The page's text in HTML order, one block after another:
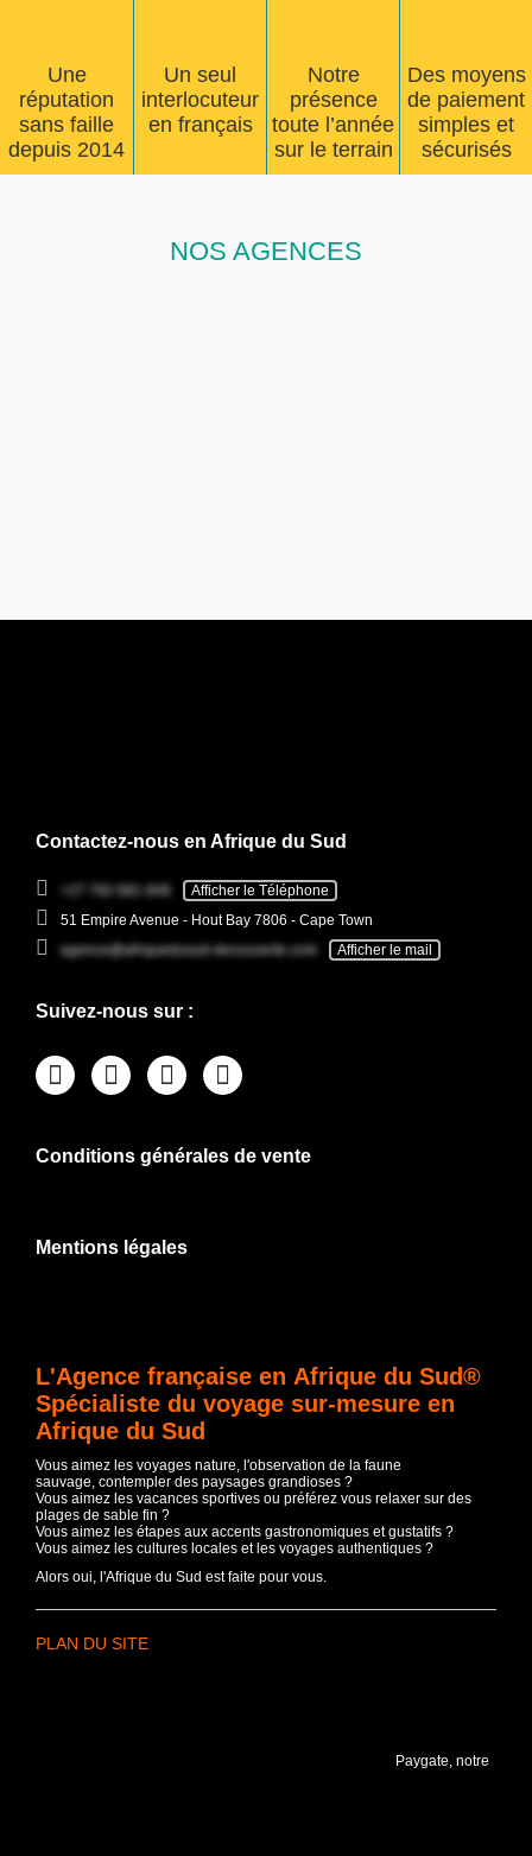
Une
réputation
sans faille
depuis 2014
Un seul
interlocuteur
en français
Notre
présence
toute l’année
sur le terrain
Des moyens
de paiement
simples et
sécurisés
NOS AGENCES
Contactez-nous en Afrique du Sud
+27 782 681 846
Afficher le Téléphone
51 Empire Avenue - Hout Bay 7806 - Cape Town
agence@afriquedusud-decouverte.com
Afficher le mail
Suivez-nous sur :
Conditions générales de vente
Mentions légales
L'Agence française en Afrique du Sud®
Spécialiste du voyage sur-mesure en
Afrique du Sud
Vous aimez les voyages nature, l'observation de la faune
sauvage, contempler des paysages grandioses ?
Vous aimez les vacances sportives ou préférez vous relaxer sur des
plages de sable fin ?
Vous aimez les étapes aux accents gastronomiques et gustatifs ?
Vous aimez les cultures locales et les voyages authentiques ?
Alors oui, l'Afrique du Sud est faite pour vous.
PLAN DU SITE
Paygate, notre